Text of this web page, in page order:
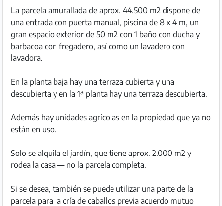
La parcela amurallada de aprox. 44.500 m2 dispone de
una entrada con puerta manual, piscina de 8 x 4 m, un
gran espacio exterior de 50 m2 con 1 baño con ducha y
barbacoa con fregadero, así como un lavadero con
lavadora.
En la planta baja hay una terraza cubierta y una
descubierta y en la 1ª planta hay una terraza descubierta.
Además hay unidades agrícolas en la propiedad que ya no
están en uso.
Solo se alquila el jardín, que tiene aprox. 2.000 m2 y
rodea la casa — no la parcela completa.
Si se desea, también se puede utilizar una parte de la
parcela para la cría de caballos previa acuerdo mutuo